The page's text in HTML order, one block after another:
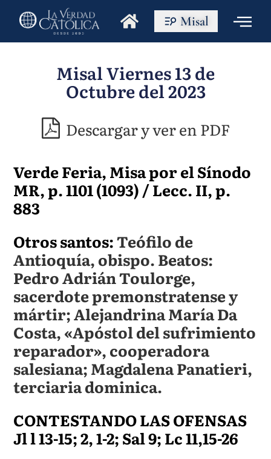
Misal
Misal Viernes 13 de
Octubre del 2023
Descargar y ver en PDF
Verde Feria, Misa por el Sínodo
MR, p. 1101 (1093) / Lecc. II, p.
883
Otros santos:Teófilo de
Antioquía, obispo. Beatos:
Pedro Adrián Toulorge,
sacerdote premonstratense y
mártir; Alejandrina María Da
Costa, «Apóstol del sufrimiento
reparador», cooperadora
salesiana; Magdalena Panatieri,
terciaria dominica.
CONTESTANDO LAS OFENSAS
Jl l 13-15; 2, 1-2; Sal 9; Lc 11,15-26